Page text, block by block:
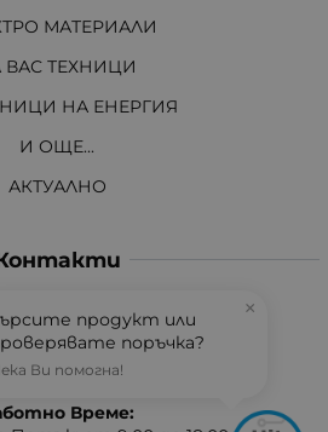
МАТЕРИАЛИ
ВАС ТЕХНИЦИ
НА ЕНЕРГИЯ
И ОЩЕ...
АКТУАЛНО
Монтана
46, 3400 Монтана
304 314 / +359 876 304314
electronics.com
Време:
×
продукт или
поръчка?
Ви помогна!